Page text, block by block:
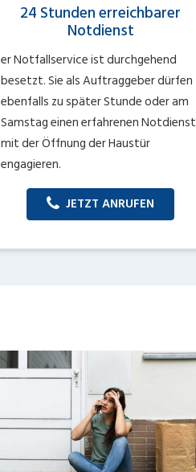
24 Stunden erreichbarer
Notdienst
er Notfallservice ist durchgehend
besetzt. Sie als Auftraggeber dürfen
ebenfalls zu später Stunde oder am
Samstag einen erfahrenen Notdienst
mit der Öffnung der Haustür
engagieren.
JETZT ANRUFEN